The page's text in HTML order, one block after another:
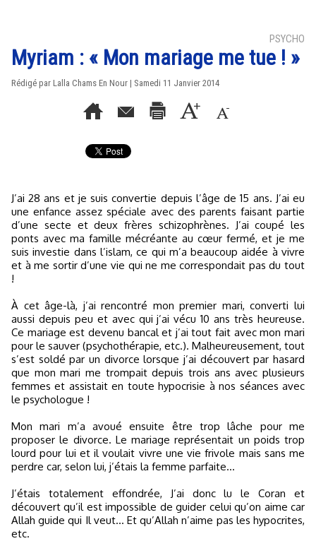
PSYCHO
Myriam : « Mon mariage me tue ! »
Rédigé par Lalla Chams En Nour | Samedi 11 Janvier 2014
J’ai 28 ans et je suis convertie depuis l’âge de 15 ans. J’ai eu
une enfance assez spéciale avec des parents faisant partie
d’une secte et deux frères schizophrènes. J’ai coupé les
ponts avec ma famille mécréante au cœur fermé, et je me
suis investie dans l’islam, ce qui m’a beaucoup aidée à vivre
et à me sortir d’une vie qui ne me correspondait pas du tout
!
À cet âge-là, j’ai rencontré mon premier mari, converti lui
aussi depuis peu et avec qui j’ai vécu 10 ans très heureuse.
Ce mariage est devenu bancal et j’ai tout fait avec mon mari
pour le sauver (psychothérapie, etc.). Malheureusement, tout
s’est soldé par un divorce lorsque j’ai découvert par hasard
que mon mari me trompait depuis trois ans avec plusieurs
femmes et assistait en toute hypocrisie à nos séances avec
le psychologue !
Mon mari m’a avoué ensuite être trop lâche pour me
proposer le divorce. Le mariage représentait un poids trop
lourd pour lui et il voulait vivre une vie frivole mais sans me
perdre car, selon lui, j’étais la femme parfaite...
J’étais totalement effondrée, J’ai donc lu le Coran et
découvert qu’il est impossible de guider celui qu’on aime car
Allah guide qui Il veut... Et qu’Allah n’aime pas les hypocrites,
etc.